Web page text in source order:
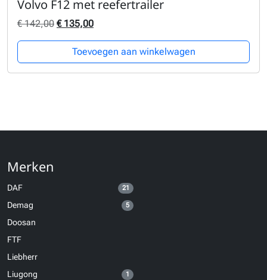
Volvo F12 met reefertrailer
€142,00 Oorspronkelijke prijs was: € 142,00.
€135,00Huidige prijs is: € 135,00.
Toevoegen aan winkelwagen
Merken
DAF 21
Demag 5
Doosan
FTF
Liebherr
Liugong
1